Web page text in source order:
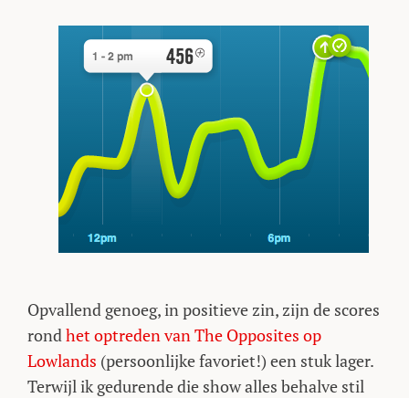
Opvallend genoeg, in positieve zin, zijn de scores
rondhet optreden van The Opposites op
Lowlands (persoonlijke favoriet!) een stuk lager.
Terwijl ik gedurende die show alles behalve stil